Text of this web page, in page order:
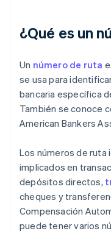
¿Qué es un
Un número de ruta
se usa para
bancaria específica
También se conoce
American Bankers
Los números de ruta
implicados en
depósitos directos,
cheques y
Compensación
puede tener varios